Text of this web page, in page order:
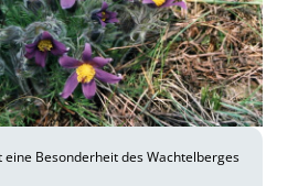
eine Besonderheit des Wachtelberges